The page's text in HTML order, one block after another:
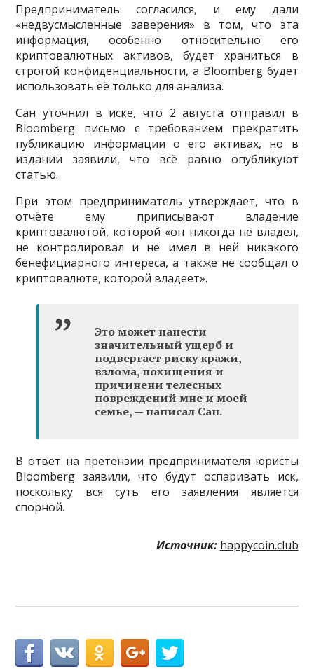
Предприниматель согласился, и ему дали
«недвусмысленные заверения» в том, что эта
информация, особенно относительно его
криптовалютных активов, будет храниться в
строгой конфиденциальности, а Bloomberg будет
использовать её только для анализа.
Сан уточнил в иске, что 2 августа отправил в
Bloomberg письмо с требованием прекратить
публикацию информации о его активах, но в
издании заявили, что всё равно опубликуют
статью.
При этом предприниматель утверждает, что в
отчёте ему приписывают владение
криптовалютой, которой «он никогда не владел,
не контролировал и не имел в ней никакого
бенефициарного интереса, а также не сообщал о
криптовалюте, которой владеет».
Это может нанести
значительный ущерб и
подвергает риску кражи,
взлома, похищения и
причинени телесных
повреждений мне и моей
семье, — написал Сан.
В ответ на претензии предпринимателя юристы
Bloomberg заявили, что будут оспаривать иск,
поскольку вся суть его заявления является
спорной.
Источник: happycoin.club